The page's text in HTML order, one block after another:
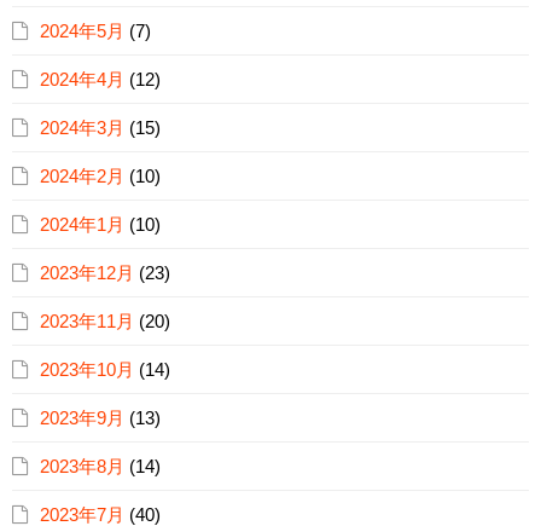
2024年5月 (7)
2024年4月 (12)
2024年3月 (15)
2024年2月 (10)
2024年1月 (10)
2023年12月 (23)
2023年11月 (20)
2023年10月 (14)
2023年9月 (13)
2023年8月 (14)
2023年7月 (40)